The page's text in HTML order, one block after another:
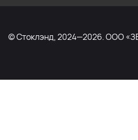
© Стоклэнд, 2024—2026. ООО